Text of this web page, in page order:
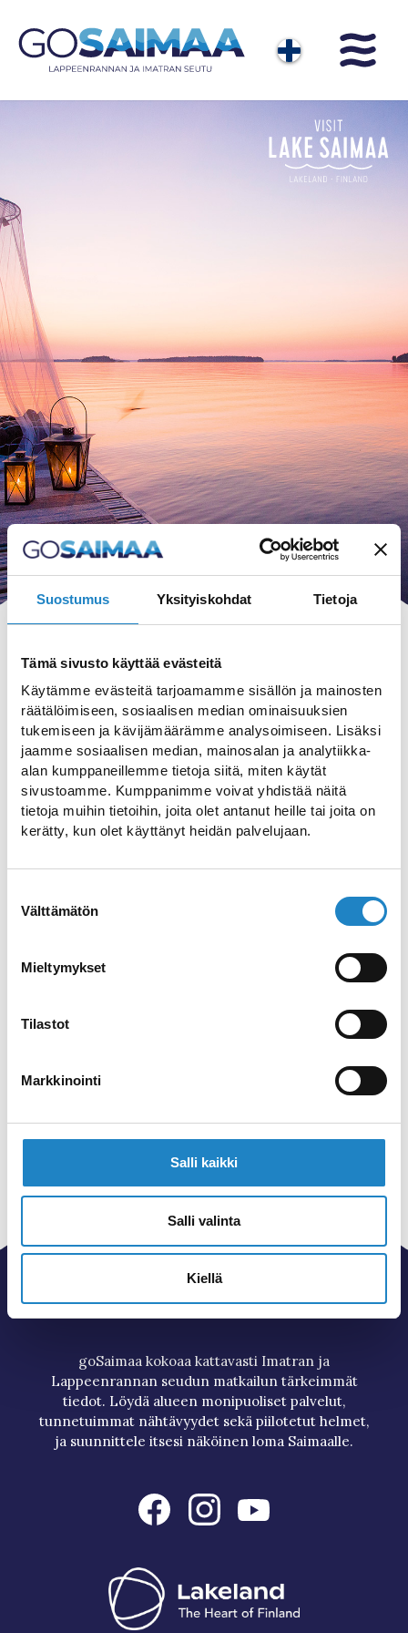
Suostumus Yksityiskohdat Tietoja
Tämä sivusto käyttää evästeitä
Käytämme evästeitä tarjoamamme sisällön ja mainosten
räätälöimiseen, sosiaalisen median ominaisuuksien
tukemiseen ja kävijämäärämme analysoimiseen. Lisäksi
jaamme sosiaalisen median, mainosalan ja analytiikka-
alan kumppaneillemme tietoja siitä, miten käytät
sivustoamme. Kumppanimme voivat yhdistää näitä
tietoja muihin tietoihin, joita olet antanut heille tai joita on
kerätty, kun olet käyttänyt heidän palvelujaan.
valinta
Välttämätön
Mieltymykset
Tilastot
Markkinointi
Salli kaikki
Salli valinta
Kiellä
HAKU
Tehtaanpuisto Simpeleellä
Frisbeegolf -rata Simpeleellä
Sup-lauta vuokraus
goSaimaa kokoaa kattavasti Imatran ja
Lappeenrannan seudun matkailun tärkeimmät
tiedot. Löydä alueen monipuoliset palvelut,
tunnetuimmat nähtävyydet sekä piilotetut helmet,
ja suunnittele itsesi näköinen loma Saimaalle.